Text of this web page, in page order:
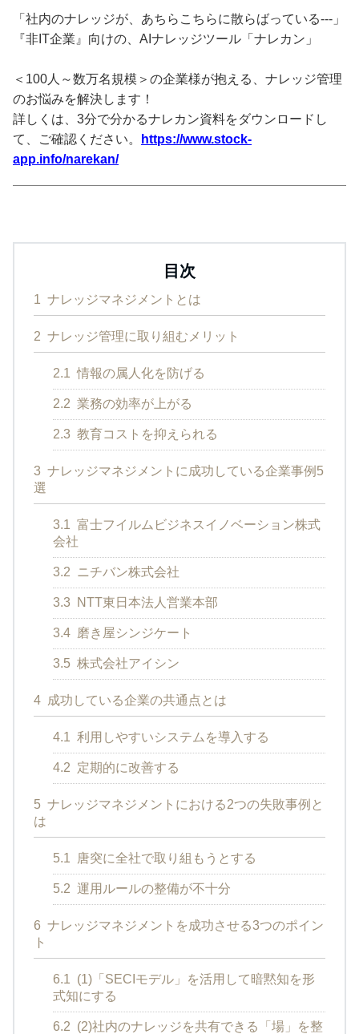
「社内のナレッジが、あちらこちらに散らばっている---」
『非IT企業』向けの、AIナレッジツール「ナレカン」
＜100人～数万名規模＞の企業様が抱える、ナレッジ管理
のお悩みを解決します！
詳しくは、3分で分かるナレカン資料をダウンロードし
て、ご確認ください。
https://www.stock-
app.info/narekan/
目次
1 ナレッジマネジメントとは
2 ナレッジ管理に取り組むメリット
2.1 情報の属人化を防げる
2.2 業務の効率が上がる
2.3 教育コストを抑えられる
3 ナレッジマネジメントに成功している企業事例5
選
3.1 富士フイルムビジネスイノベーション株式
会社
3.2 ニチバン株式会社
3.3 NTT東日本法人営業本部
3.4 磨き屋シンジケート
3.5 株式会社アイシン
4 成功している企業の共通点とは
4.1 利用しやすいシステムを導入する
4.2 定期的に改善する
5 ナレッジマネジメントにおける2つの失敗事例と
は
5.1 唐突に全社で取り組もうとする
5.2 運用ルールの整備が不十分
6 ナレッジマネジメントを成功させる3つのポイン
ト
6.1 (1)「SECIモデル」を活用して暗黙知を形
式知にする
6.2 (2)社内のナレッジを共有できる「場」を整